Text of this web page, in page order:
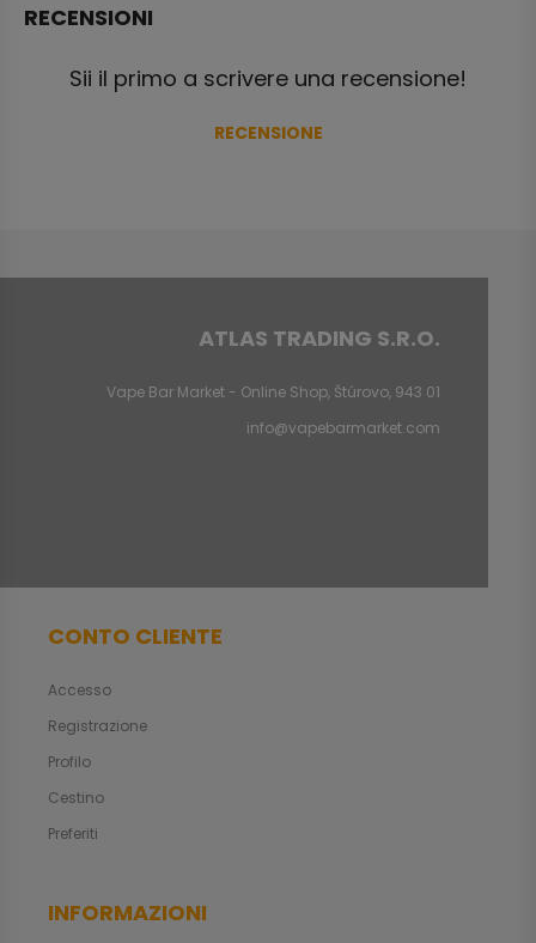
RECENSIONI
Sii il primo a scrivere una recensione!
RECENSIONE
ATLAS TRADING S.R.O.
Vape Bar Market - Online Shop, Štúrovo, 943 01
info@vapebarmarket.com
CONTO CLIENTE
Accesso
Registrazione
Profilo
Cestino
Preferiti
INFORMAZIONI